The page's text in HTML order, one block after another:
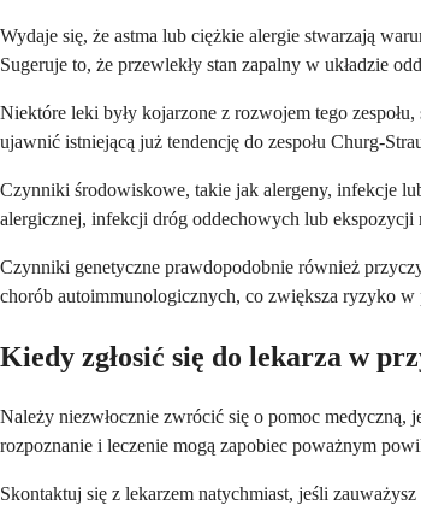
Wydaje się, że astma lub ciężkie alergie stwarzają
Sugeruje to, że przewlekły stan zapalny w układzie
Niektóre leki były kojarzone z rozwojem tego
ujawnić istniejącą już tendencję do zespołu Churg-
Czynniki środowiskowe, takie jak alergeny, infekcje
alergicznej, infekcji dróg oddechowych lub ekspozycji
Czynniki genetyczne prawdopodobnie również
chorób autoimmunologicznych, co zwiększa ryzyko w
Kiedy zgłosić się do lekarza w
Należy niezwłocznie zwrócić się o pomoc medyczną,
rozpoznanie i leczenie mogą zapobiec poważnym
Skontaktuj się z lekarzem natychmiast, jeśli